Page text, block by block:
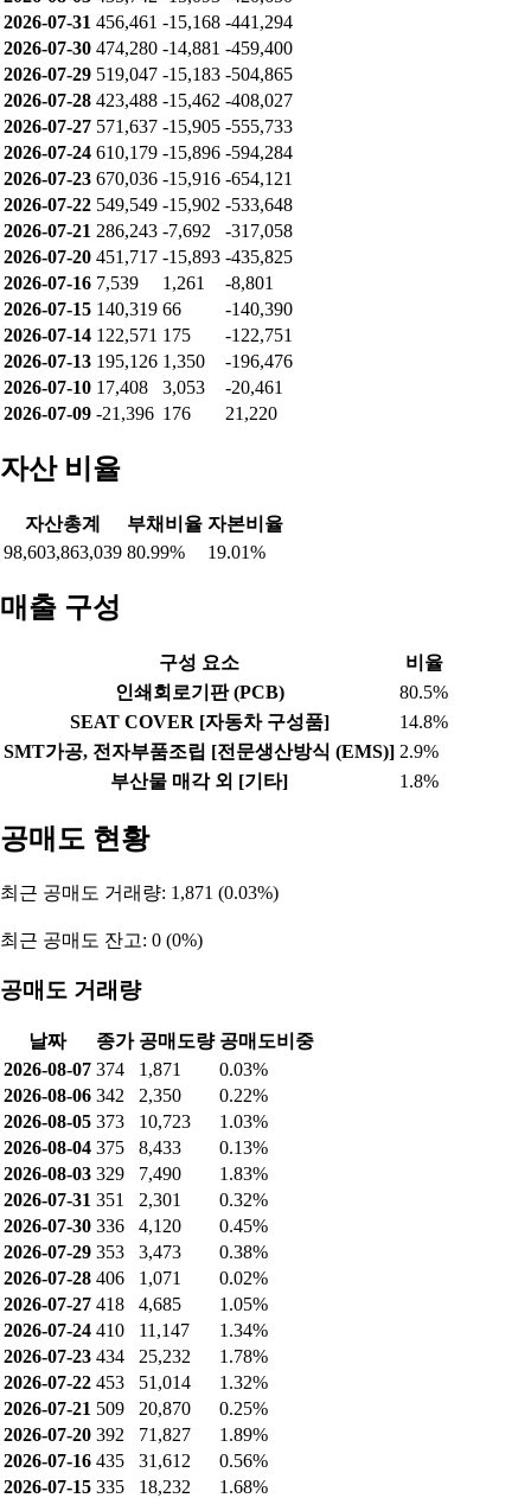
2026-07-31 456,461 -15,168 -441,294
2026-07-30 474,280 -14,881 -459,400
2026-07-29 519,047 -15,183 -504,865
2026-07-28 423,488 -15,462 -408,027
2026-07-27 571,637 -15,905 -555,733
2026-07-24 610,179 -15,896 -594,284
2026-07-23 670,036 -15,916 -654,121
2026-07-22 549,549 -15,902 -533,648
2026-07-21 286,243 -7,692
-317,058
2026-07-20 451,717 -15,893 -435,825
2026-07-16 7,539 1,261
-8,801
2026-07-15 140,319 66
-140,390
2026-07-14 122,571 175
-122,751
2026-07-13 195,126 1,350
-196,476
2026-07-10 17,408 3,053
-20,461
2026-07-09 -21,396 176 21,220
자산 비율
자산총계 부채비율 자본비율
98,603,863,039 80.99% 19.01%
매출 구성
구성 요소
비율
인쇄회로기판 (PCB)
80.5%
SEAT COVER [자동차 구성품]
14.8%
SMT가공, 전자부품조립 [전문생산방식 (EMS)] 2.9%
부산물 매각 외 [기타]
1.8%
공매도 현황
최근 공매도 거래량: 1,871 (0.03%)
최근 공매도 잔고: 0 (0%)
공매도 거래량
날짜 종가 공매도량 공매도비중
2026-08-07 374 1,871
0.03%
2026-08-06 342 2,350
0.22%
2026-08-05 373 10,723
1.03%
2026-08-04 375 8,433
0.13%
2026-08-03 329 7,490
1.83%
2026-07-31 351 2,301
0.32%
2026-07-30 336 4,120
0.45%
2026-07-29 353 3,473
0.38%
2026-07-28 406 1,071
0.02%
2026-07-27 418 4,685
1.05%
2026-07-24 410 11,147
1.34%
2026-07-23 434 25,232
1.78%
2026-07-22 453 51,014
1.32%
2026-07-21 509 20,870
0.25%
2026-07-20 392 71,827
1.89%
2026-07-16 435 31,612
0.56%
2026-07-15 335 18,232
1.68%